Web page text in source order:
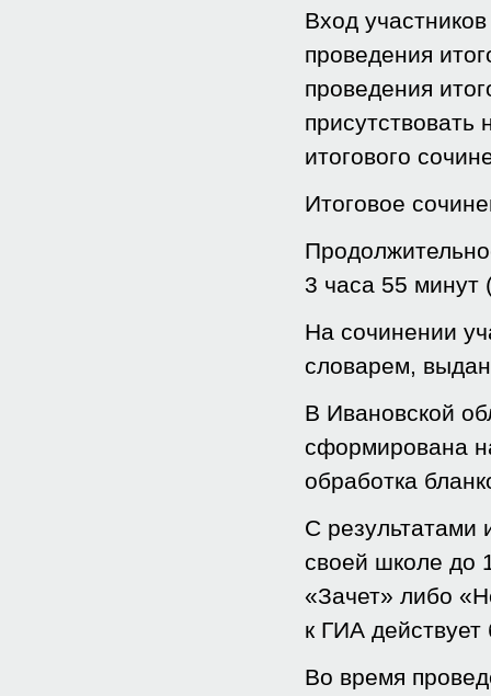
Вход
проведения
проведения
итогового
Итоговое
3 часа 55 минут
На сочинении
словарем,
В Ивановской
сформирована
обработка
С результатами
своей школе до
«Зачет» либо
к ГИА действует
Во время